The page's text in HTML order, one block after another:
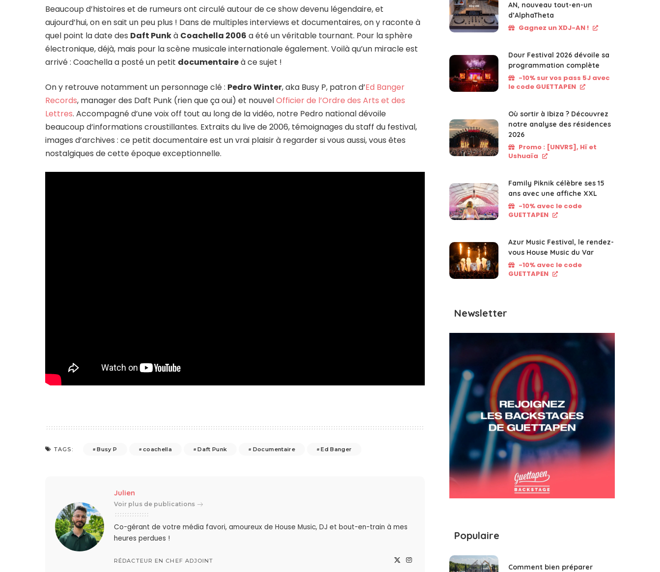
Beaucoup d’histoires et de rumeurs ont circulé autour de ce show devenu légendaire, et
aujourd’hui, on en sait un peu plus ! Dans de multiples interviews et documentaires, on y raconte à
quel point la date des Daft Punkà Coachella 2006 a été un véritable tournant. Pour la sphère
électronique, déjà, mais pour la scène musicale internationale également. Voilà qu’un miracle est
arrivé : Coachella a posté un petit documentaireà ce sujet !
On y retrouve notamment un personnage clé : Pedro Winter, aka Busy P, patron d’Ed Banger
Records, manager des Daft Punk (rien que ça oui) et nouvelOfficier de l’Ordre des Arts et des
Lettres. Accompagné d’une voix off tout au long de la vidéo, notre Pedro national dévoile
beaucoup d’informations croustillantes. Extraits du live de 2006, témoignages du staff du festival,
images d’archives : ce petit documentaire est un vrai plaisir à regarder si vous aussi, vous êtes
nostalgiques de cette époque exceptionnelle.
TAGS: Busy P coachella Daft Punk Documentaire Ed Banger
Julien
Voir plus de publications
Co-gérant de votre média favori, amoureux de House Music, DJ et bout-en-train à mes
heures perdues !
RÉDACTEUR EN CHEF ADJOINT
AN, nouveau tout-en-un
d’AlphaTheta
Gagnez un XDJ-AN !
Dour Festival 2026 dévoile sa
programmation complète
-10% sur vos pass 5J avec
le code GUETTAPEN
Où sortir à Ibiza ? Découvrez
notre analyse des résidences
2026
Promo : [UNVRS], Hï et
Ushuaïa
Family Piknik célèbre ses 15
ans avec une affiche XXL
-10% avec le code
GUETTAPEN
Azur Music Festival, le rendez-
vous House Music du Var
-10% avec le code
GUETTAPEN
Newsletter
Populaire
Comment bien préparer